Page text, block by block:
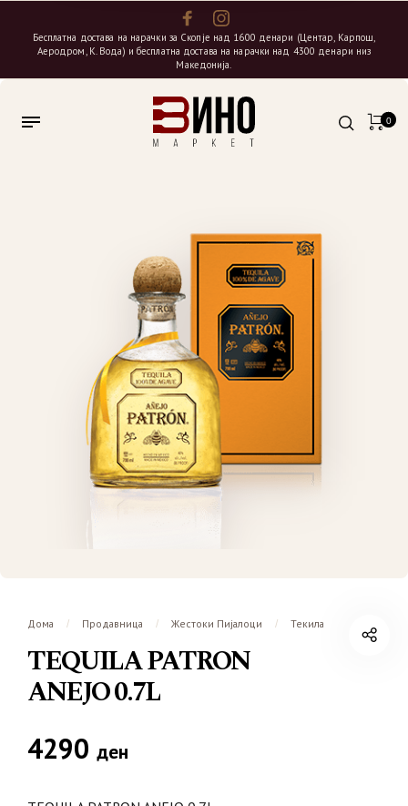
Бесплатна достава на нарачки за Скопје над 1600 денари (Центар, Карпош,
Аеродром, К. Вода) и бесплатна достава на нарачки над 4300 денари низ
Македонија.
0
Дома / Продавница / Жестоки Пијалоци / Текила
TEQUILA PATRON
ANEJO 0.7L
4290 ден